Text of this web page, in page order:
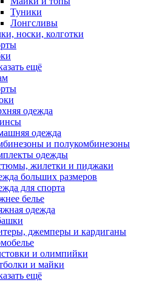
Туники
Лонгсливы
носки, колготки
ещё
одежда
одежда
и полукомбинезоны
одежды
жилетки и пиджаки
больших размеров
для спорта
белье
одежда
джемперы и кардиганы
и олимпийки
и майки
ещё